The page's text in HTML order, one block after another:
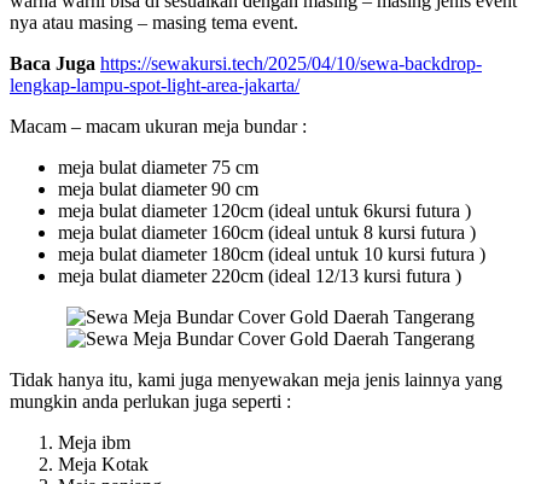
nya atau masing – masing tema event.
Baca Juga https://sewakursi.tech/2025/04/10/sewa-backdrop-
lengkap-lampu-spot-light-area-jakarta/
Macam – macam ukuran meja bundar :
meja bulat diameter 75 cm
meja bulat diameter 90 cm
meja bulat diameter 120cm (ideal untuk 6kursi futura )
meja bulat diameter 160cm (ideal untuk 8 kursi futura )
meja bulat diameter 180cm (ideal untuk 10 kursi futura )
meja bulat diameter 220cm (ideal 12/13 kursi futura )
Tidak hanya itu, kami juga menyewakan meja jenis lainnya yang
mungkin anda perlukan juga seperti :
Meja ibm
Meja Kotak